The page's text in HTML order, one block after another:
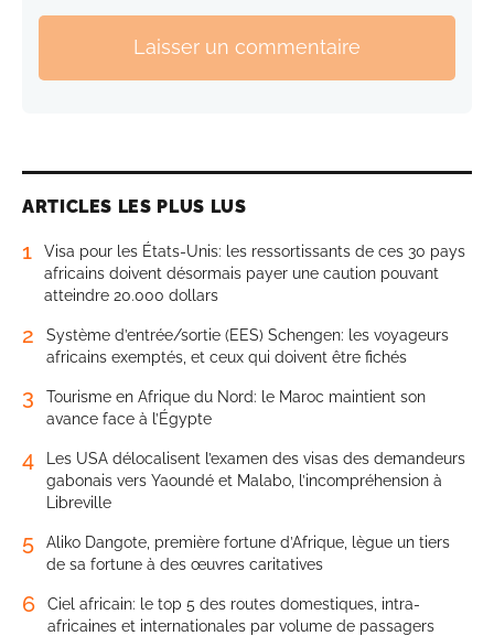
Laisser un commentaire
ARTICLES LES PLUS LUS
1
Visa pour les États-Unis: les ressortissants de ces 30 pays
africains doivent désormais payer une caution pouvant
atteindre 20.000 dollars
2
Système d’entrée/sortie (EES) Schengen: les voyageurs
africains exemptés, et ceux qui doivent être fichés
3
Tourisme en Afrique du Nord: le Maroc maintient son
avance face à l’Égypte
4
Les USA délocalisent l’examen des visas des demandeurs
gabonais vers Yaoundé et Malabo, l’incompréhension à
Libreville
5
Aliko Dangote, première fortune d’Afrique, lègue un tiers
de sa fortune à des œuvres caritatives
6
Ciel africain: le top 5 des routes domestiques, intra-
africaines et internationales par volume de passagers